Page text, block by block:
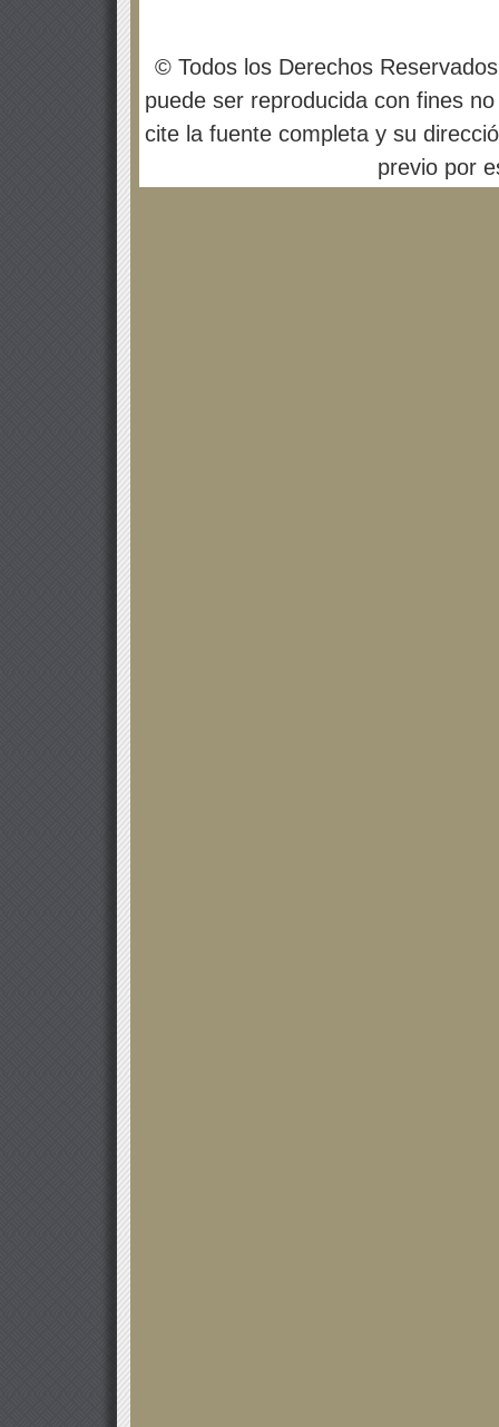
© Todos los Derechos
puede ser reproducida con fines
cite la fuente completa y su
previo por